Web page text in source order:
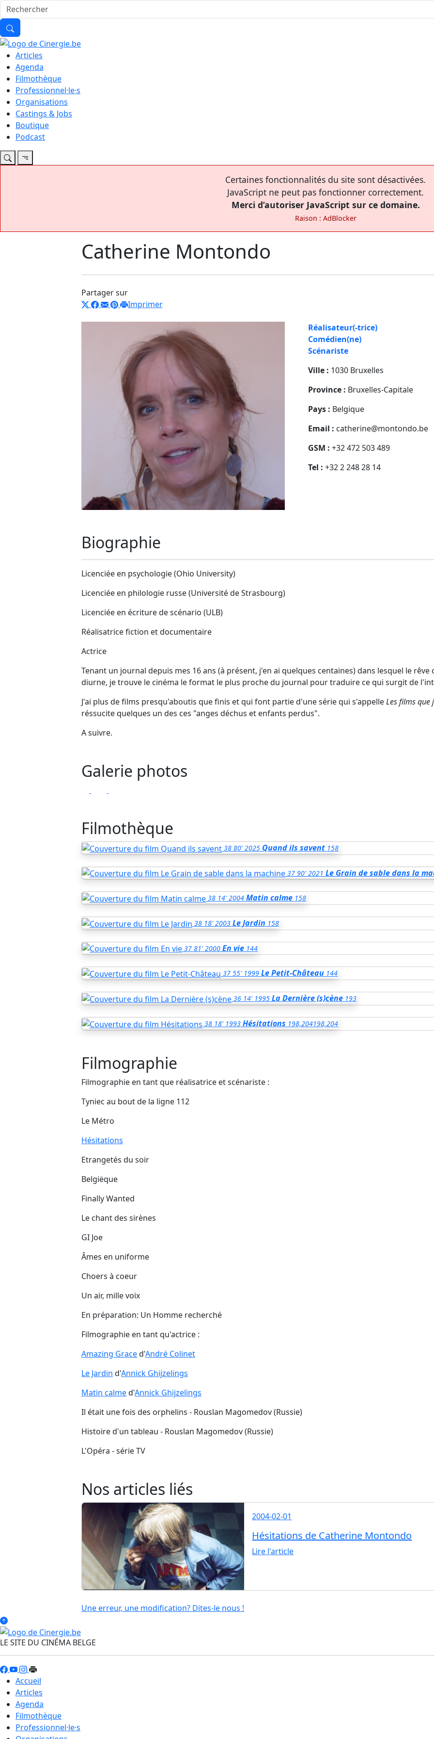
Articles
Agenda
Filmothèque
Professionnel·le·s
Organisations
Castings & Jobs
Boutique
Podcast
Certaines fonctionnalités du site sont désactivées.
JavaScript ne peut pas fonctionner correctement.
Merci d’autoriser JavaScript sur ce domaine.
Raison : AdBlocker
Catherine Montondo
Partager sur
Imprimer
Réalisateur(-trice)
Comédien(ne)
Scénariste
Ville : 1030 Bruxelles
Province : Bruxelles-Capitale
Pays : Belgique
Email : catherine@montondo.be
GSM : +32 472 503 489
Tel : +32 2 248 28 14
Biographie
Licenciée en psychologie (Ohio University)
Licenciée en philologie russe (Université de Strasbourg)
Licenciée en écriture de scénario (ULB)
Réalisatrice fiction et documentaire
Actrice
Tenant un journal depuis mes 16 ans (à présent, j'en ai quelques centaines) dans lesquel le rêve
diurne, je trouve le cinéma le format le plus proche du journal pour traduire ce qui surgit de
J'ai plus de films presqu'aboutis que finis et qui font partie d'une série qui s'appelleLes films que
réssucite quelques un des ces "anges déchus et enfants perdus".
A suivre.
Galerie photos
Filmothèque
38 80' 2025 Quand ils savent 158
37 90' 2021 Le Grain de sable dans la
38 14' 2004 Matin calme 158
38 18' 2003 Le Jardin 158
37 81' 2000 En vie 144
37 55' 1999 Le Petit-Château 144
36 14' 1995 La Dernière (s)cène 193
38 18' 1993 Hésitations 198,204198,204
Filmographie
Filmographie en tant que réalisatrice et scénariste :
Tyniec au bout de la ligne 112
Le Métro
Hésitations
Etrangetés du soir
Belgiëque
Finally Wanted
Le chant des sirènes
GI Joe
Âmes en uniforme
Choers à coeur
Un air, mille voix
En préparation: Un Homme recherché
Filmographie en tant qu'actrice :
Amazing Graced'André Colinet
Le Jardin d'Annick Ghijzelings
Matin calmed'Annick Ghijzelings
Il était une fois des orphelins - Rouslan Magomedov (Russie)
Histoire d'un tableau - Rouslan Magomedov (Russie)
L'Opéra - série TV
Nos articles liés
2004-02-01
Hésitations de Catherine Montondo
Lire l'article
Une erreur, une modification? Dites-le nous !
LE SITE DU CINÉMA BELGE
Accueil
Articles
Agenda
Filmothèque
Professionnel·le·s